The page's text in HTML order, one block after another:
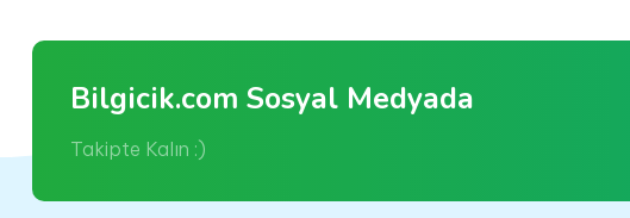
Bilgicik.com Sosyal Medyada
Takipte Kalın :)